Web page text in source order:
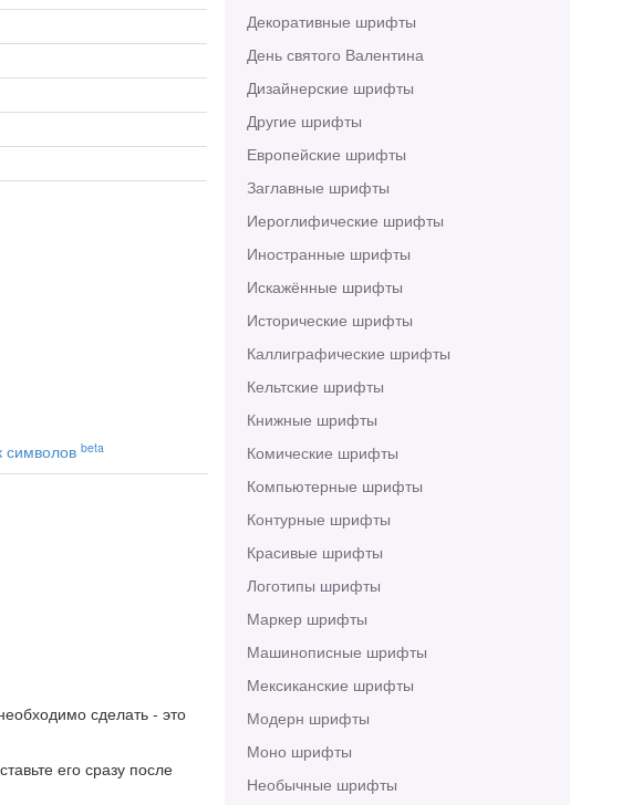
Декоративные шрифты
День святого Валентина
Дизайнерские шрифты
Другие шрифты
Европейские шрифты
Заглавные шрифты
Иероглифические шрифты
Иностранные шрифты
Искажённые шрифты
Исторические шрифты
Каллиграфические шрифты
Кельтские шрифты
Книжные шрифты
Комические шрифты
Компьютерные шрифты
Контурные шрифты
Красивые шрифты
Логотипы шрифты
Маркер шрифты
Машинописные шрифты
Мексиканские шрифты
Модерн шрифты
Моно шрифты
Необычные шрифты
символов beta
сделать - это
его сразу после